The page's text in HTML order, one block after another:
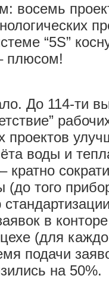
восемь
“5S”
плюсом!
До 114-ти
воды и
кратно
(до того
в
(для
подачи
на 50%.